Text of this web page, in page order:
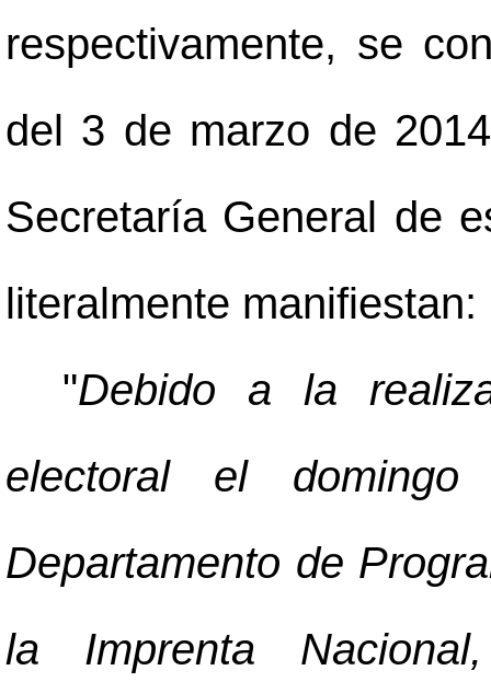
respectivamente, se
del 3 de marzo de
Secretaría General de
literalmente manifiestan:
"Debido a la
electoral el
Departamento de
la Imprenta